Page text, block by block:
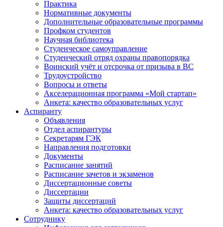
Практика
Нормативные документы
Дополнительные образовательные программы
Профком студентов
Научная библиотека
Студенческое самоуправление
Студенческий отряд охраны правопорядка
Воинский учёт и отсрочка от призыва в ВС
Трудоустройство
Вопросы и ответы
Акселерационная программа «Мой стартап»
Анкета: качество образовательных услуг
Аспиранту
Объявления
Отдел аспирантуры
Секретарям ГЭК
Направления подготовки
Документы
Расписание занятий
Расписание зачетов и экзаменов
Диссертационные советы
Диссертации
Защиты диссертаций
Анкета: качество образовательных услуг
Сотруднику